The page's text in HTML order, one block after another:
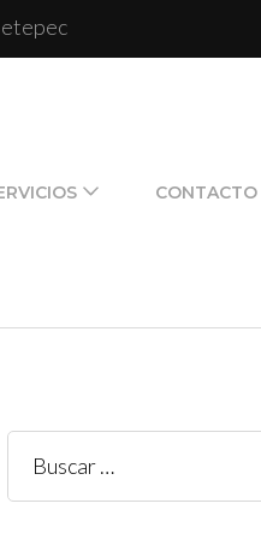
CONTACTO
Buscar: